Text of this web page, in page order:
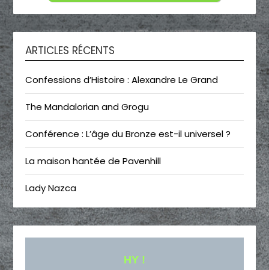
ARTICLES RÉCENTS
Confessions d’Histoire : Alexandre Le Grand
The Mandalorian and Grogu
Conférence : L’âge du Bronze est-il universel ?
La maison hantée de Pavenhill
Lady Nazca
HY !